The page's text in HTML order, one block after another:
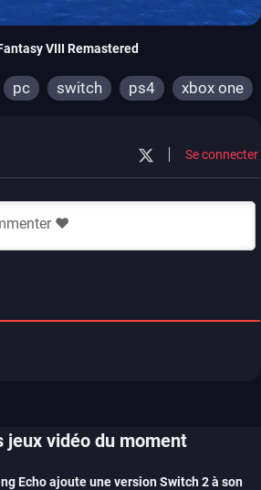
VIII Remastered
pc switch ps4
xbox one
Se connecter
jeux vidéo du moment
Echo ajoute une version Switch 2 à son